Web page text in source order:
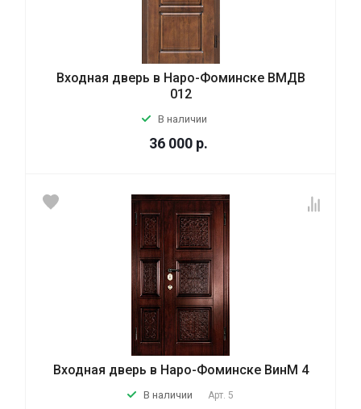
Входная дверь в Наро-Фоминске ВМДВ
012
В наличии
36 000 р.
Входная дверь в Наро-Фоминске ВинМ 4
В наличии Арт. 5